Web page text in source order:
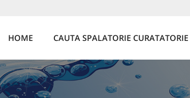
HOME CAUTA SPALATORIE CURATATORIE